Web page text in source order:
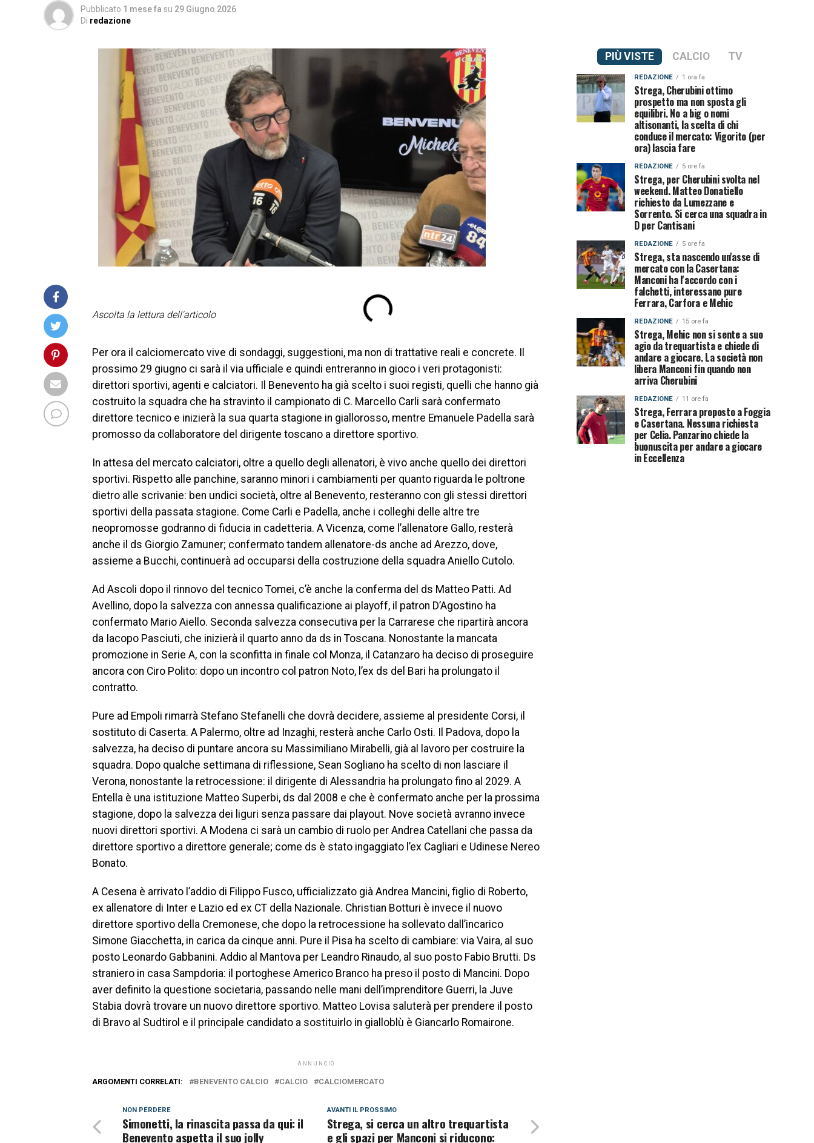
Pubblicato 1 mese fa su 29 Giugno 2026
Di redazione
Ascolta la lettura dell'articolo
Per ora il calciomercato vive di sondaggi, suggestioni, ma non di trattative reali e concrete. Il
prossimo 29 giugno ci sarà il via ufficiale e quindi entreranno in gioco i veri protagonisti:
direttori sportivi, agenti e calciatori. Il Benevento ha già scelto i suoi registi, quelli che hanno già
costruito la squadra che ha stravinto il campionato di C. Marcello Carli sarà confermato
direttore tecnico e inizierà la sua quarta stagione in giallorosso, mentre Emanuele Padella sarà
promosso da collaboratore del dirigente toscano a direttore sportivo.
In attesa del mercato calciatori, oltre a quello degli allenatori, è vivo anche quello dei direttori
sportivi. Rispetto alle panchine, saranno minori i cambiamenti per quanto riguarda le poltrone
dietro alle scrivanie: ben undici società, oltre al Benevento, resteranno con gli stessi direttori
sportivi della passata stagione. Come Carli e Padella, anche i colleghi delle altre tre
neopromosse godranno di fiducia in cadetteria. A Vicenza, come l’allenatore Gallo, resterà
anche il ds Giorgio Zamuner; confermato tandem allenatore-ds anche ad Arezzo, dove,
assieme a Bucchi, continuerà ad occuparsi della costruzione della squadra Aniello Cutolo.
Ad Ascoli dopo il rinnovo del tecnico Tomei, c’è anche la conferma del ds Matteo Patti. Ad
Avellino, dopo la salvezza con annessa qualificazione ai playoff, il patron D’Agostino ha
confermato Mario Aiello. Seconda salvezza consecutiva per la Carrarese che ripartirà ancora
da Iacopo Pasciuti, che inizierà il quarto anno da ds in Toscana. Nonostante la mancata
promozione in Serie A, con la sconfitta in finale col Monza, il Catanzaro ha deciso di proseguire
ancora con Ciro Polito: dopo un incontro col patron Noto, l’ex ds del Bari ha prolungato il
contratto.
Pure ad Empoli rimarrà Stefano Stefanelli che dovrà decidere, assieme al presidente Corsi, il
sostituto di Caserta. A Palermo, oltre ad Inzaghi, resterà anche Carlo Osti. Il Padova, dopo la
salvezza, ha deciso di puntare ancora su Massimiliano Mirabelli, già al lavoro per costruire la
squadra. Dopo qualche settimana di riflessione, Sean Sogliano ha scelto di non lasciare il
Verona, nonostante la retrocessione: il dirigente di Alessandria ha prolungato fino al 2029. A
Entella è una istituzione Matteo Superbi, ds dal 2008 e che è confermato anche per la prossima
stagione, dopo la salvezza dei liguri senza passare dai playout. Nove società avranno invece
nuovi direttori sportivi. A Modena ci sarà un cambio di ruolo per Andrea Catellani che passa da
direttore sportivo a direttore generale; come ds è stato ingaggiato l’ex Cagliari e Udinese Nereo
Bonato.
A Cesena è arrivato l’addio di Filippo Fusco, ufficializzato già Andrea Mancini, figlio di Roberto,
ex allenatore di Inter e Lazio ed ex CT della Nazionale. Christian Botturi è invece il nuovo
direttore sportivo della Cremonese, che dopo la retrocessione ha sollevato dall’incarico
Simone Giacchetta, in carica da cinque anni. Pure il Pisa ha scelto di cambiare: via Vaira, al suo
posto Leonardo Gabbanini. Addio al Mantova per Leandro Rinaudo, al suo posto Fabio Brutti. Ds
straniero in casa Sampdoria: il portoghese Americo Branco ha preso il posto di Mancini. Dopo
aver definito la questione societaria, passando nelle mani dell’imprenditore Guerri, la Juve
Stabia dovrà trovare un nuovo direttore sportivo. Matteo Lovisa saluterà per prendere il posto
di Bravo al Sudtirol e il principale candidato a sostituirlo in gialloblù è Giancarlo Romairone.
ANNUNCIO
ARGOMENTI CORRELATI: BENEVENTO CALCIO CALCIO CALCIOMERCATO
AVANTI IL ​​PROSSIMO
Strega, si cerca un altro trequartista
e gli spazi per Manconi si riducono:
NON PERDERE
Simonetti, la rinascita passa da qui: il
Benevento aspetta il suo jolly
PIÙ VISTE CALCIO TV
REDAZIONE 1 ora fa
Strega, Cherubini ottimo
prospetto ma non sposta gli
equilibri. No a big o nomi
altisonanti, la scelta di chi
conduce il mercato: Vigorito (per
ora) lascia fare
REDAZIONE 5 ore fa
Strega, per Cherubini svolta nel
weekend. Matteo Donatiello
richiesto da Lumezzane e
Sorrento. Si cerca una squadra in
D per Cantisani
REDAZIONE 5 ore fa
Strega, sta nascendo un'asse di
mercato con la Casertana:
Manconi ha l'accordo con i
falchetti, interessano pure
Ferrara, Carfora e Mehic
REDAZIONE 15 ore fa
Strega, Mehic non si sente a suo
agio da trequartista e chiede di
andare a giocare. La società non
libera Manconi fin quando non
arriva Cherubini
REDAZIONE 11 ore fa
Strega, Ferrara proposto a Foggia
e Casertana. Nessuna richiesta
per Celia. Panzarino chiede la
buonuscita per andare a giocare
in Eccellenza